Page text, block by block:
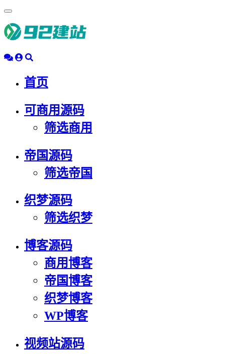
动
导
首页
可商用源码
筛选商用
帝国源码
筛选帝国
织梦源码
筛选织梦
博客源码
商用博客
帝国博客
织梦博客
WP博客
视频站源码